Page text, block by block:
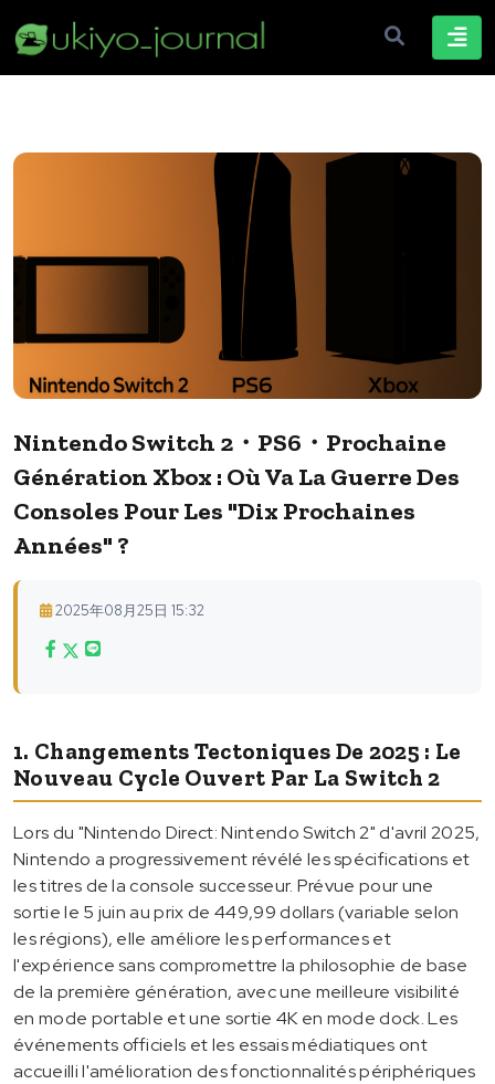
Nintendo Switch 2・PS6・prochaine
Génération Xbox : Où Va La Guerre Des
Consoles Pour Les "dix Prochaines
Années" ?
2025年08月25日 15:32
1. Changements Tectoniques De 2025 : Le
Nouveau Cycle Ouvert Par La Switch 2
Lors du "Nintendo Direct: Nintendo Switch 2" d'avril 2025,
Nintendo a progressivement révélé les spécifications et
les titres de la console successeur. Prévue pour une
sortie le 5 juin au prix de 449,99 dollars (variable selon
les régions), elle améliore les performances et
l'expérience sans compromettre la philosophie de base
de la première génération, avec une meilleure visibilité
en mode portable et une sortie 4K en mode dock. Les
événements officiels et les essais médiatiques ont
accueilli l'amélioration des fonctionnalités périphériques